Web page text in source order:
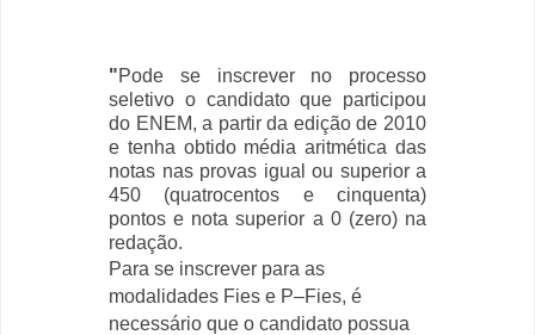
"Pode se inscrever no processo
seletivo o candidato que participou
do ENEM, a partir da edição de 2010
e tenha obtido média aritmética das
notas nas provas igual ou superior a
450 (quatrocentos e cinquenta)
pontos e nota superior a 0 (zero) na
redação.
Para se inscrever para as
modalidades Fies e P–Fies, é
necessário que o candidato possua